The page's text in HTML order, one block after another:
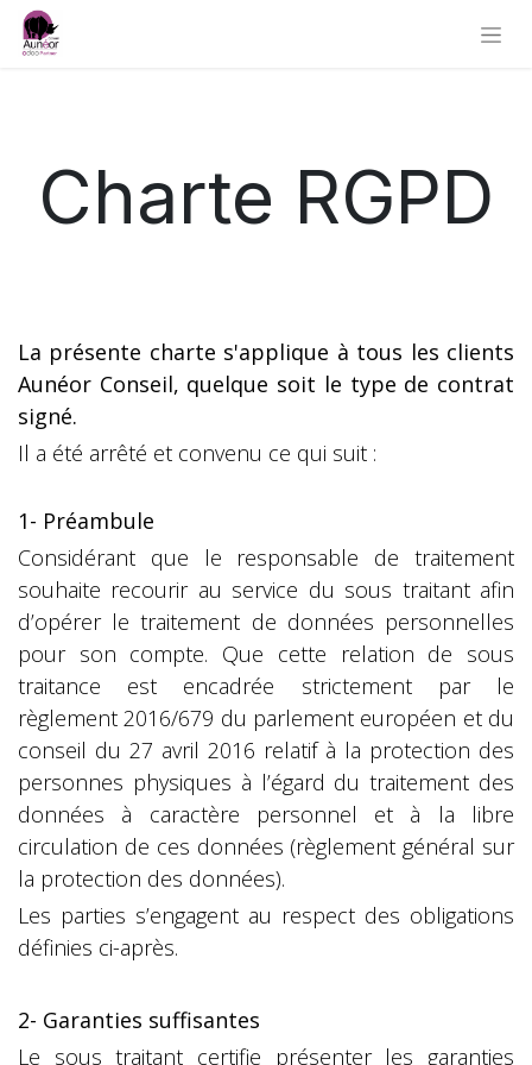
Charte RGPD
La présente charte s'applique à tous les clients
Aunéor Conseil, quelque soit le type de contrat
signé.
Il a été arrêté et convenu ce qui suit :
1- Préambule
Considérant que le responsable de traitement
souhaite recourir au service du sous traitant afin
d’opérer le traitement de données personnelles
pour son compte. Que cette relation de sous
traitance est encadrée strictement par le
règlement 2016/679 du parlement européen et du
conseil du 27 avril 2016 relatif à la protection des
personnes physiques à l’égard du traitement des
données à caractère personnel et à la libre
circulation de ces données (règlement général sur
la protection des données).
Les parties s’engagent au respect des obligations
définies ci-après.
2- Garanties suffisantes
Le sous traitant certifie présenter les garanties